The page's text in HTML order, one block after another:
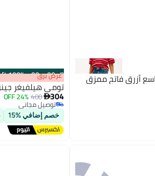
أزرق فاتح ممزق 00m:00s
·
100% Left عرض برق
تومي هيلفيغر
304
400
24% OFF
توصيل مجاني
توصيل مجاني
خصم إضافي %15